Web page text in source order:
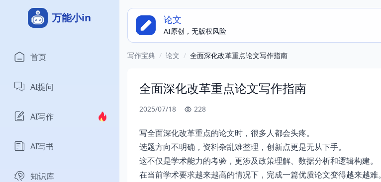
万能小in
首页
AI提问
AI写作
AI写书
知识库
论文
AI原创，无版权风险
写作宝典 / 论文 / 全面深化改革重点论文写作指南
全面深化改革重点论文写作指南
2025/07/18 228
写全面深化改革重点的论文时，很多人都会头疼。
选题方向不明确，资料杂乱难整理，创新点更是无从下手。
这不仅是学术能力的考验，更涉及政策理解、数据分析和逻辑构建。
在当前学术要求越来越高的情况下，完成一篇优质论文变得越来越难。